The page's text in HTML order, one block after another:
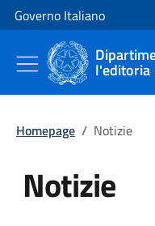
Vai al contenuto
Vai alla navigazione del sito
Governo Italiano
l'editoria
Homepage / Notizie
Notizie